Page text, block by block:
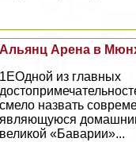
Альянц Арена в
1EОдной из главных
смело назвать
являющуюся
великой «Баварии»...